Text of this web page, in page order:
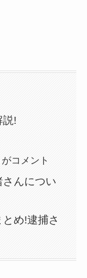
説!
コメント
さんについ
め!逮捕さ